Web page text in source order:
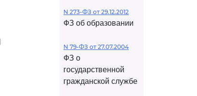
N 273-ФЗ от 29.12.2012
ФЗ об образовании
N 79-ФЗ от 27.07.2004
ФЗ о
государственной
гражданской службе